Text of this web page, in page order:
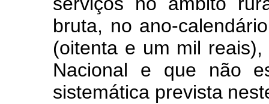
bruta, no ano-calendário
(oitenta e um mil reais),
Nacional e
que não
sistemática prevista